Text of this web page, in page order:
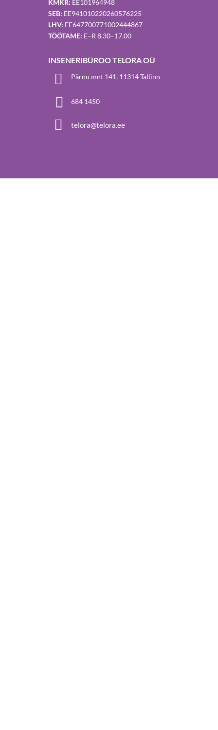
Noore laskesuusataja toetamine
KMKR: EE101964948
SEB: EE941010220260576225
LHV: EE647700771002444867
TÖÖTAME: E–R 8.30–17.00
INSENERIBÜROO TELORA OÜ
 Pärnu mnt 141, 11314 Tallinn
 684 1450
 telora@telora.ee